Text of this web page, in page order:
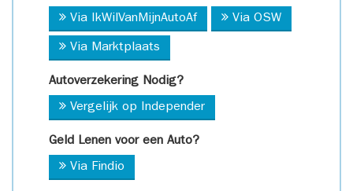
Via IkWilVanMijnAutoAf Via OSW
Via Marktplaats
Autoverzekering Nodig?
Vergelijk op Independer
Geld Lenen voor een Auto?
Via Findio